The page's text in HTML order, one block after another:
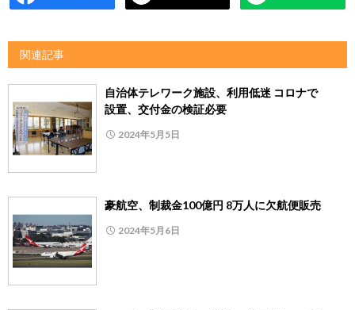
関連記事
自治体テレワーク施設、利用低迷 コロナで
設置、交付金の検証必要
2024年5月5日
豪航空、制裁金100億円 8万人に欠航便販売
2024年5月6日